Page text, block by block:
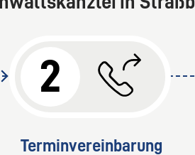
2
Terminvereinbarung